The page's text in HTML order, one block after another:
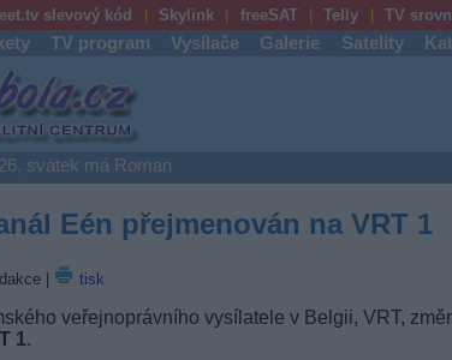
slevový kód Skylink freeSAT Telly TV
TV program Vysílače Galerie Satelity
svátek má Roman
Eén přejmenován na VRT 1
| tisk
veřejnoprávního vysílatele v Belgii, VRT,
1.